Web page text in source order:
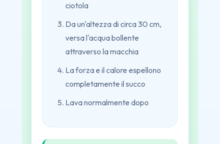
ciotola
Da un'altezza di circa 30 cm,
versa l'acqua bollente
attraverso la macchia
La forza e il calore espellono
completamente il succo
Lava normalmente dopo